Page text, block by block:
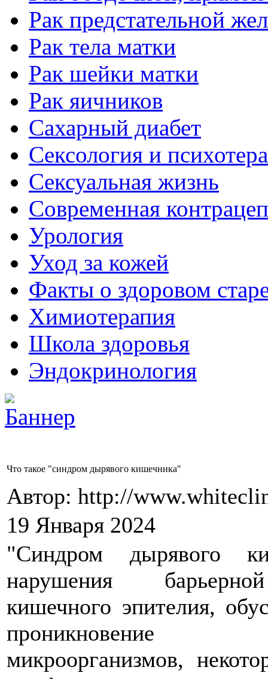
Рак предстательной
Рак тела матки
Рак шейки матки
Рак яичников
Сахарный диабет
Сексология и
Сексуальная жизнь
Современная
Урология
Уход за кожей
Факты о здоровом
Химиoтерапия
Школа здоровья
Эндокринология
Что такое "синдром дырявого кишечника"
Автор: http://
19 Января 2024
"Синдром дырявого
нарушения
кишечного эпителия,
проникновение
микроорганизмов,